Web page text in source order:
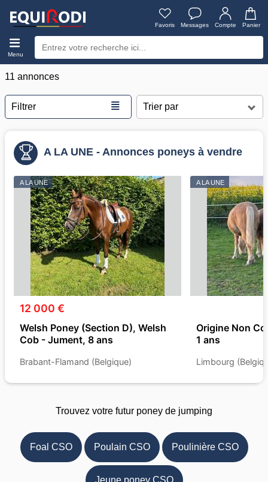
Favoris Messages Compte Panier
Menu
11 annonces
Filtrer ≣
A LA UNE - Annonces poneys à vendre
A LA UNE
12 000 €
Welsh Poney (Section D), Welsh
Cob - Jument, 8 ans
Brabant-Flamand (Belgique)
A LA UNE
Origine Non
1 ans
Limbourg
Trouvez votre futur poney de jumping
Foal CSO Poulain CSO Poulinière CSO
Jeune poney CSO